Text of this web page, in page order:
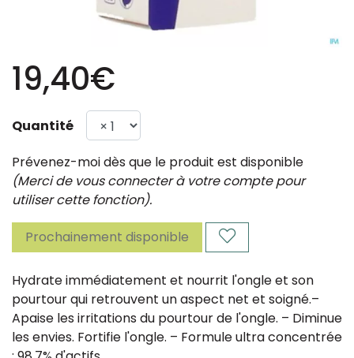
19,40€
Quantité
Prévenez-moi dès que le produit est disponible
(Merci de vous connecter à votre compte pour
utiliser cette fonction).
Prochainement disponible
Hydrate immédiatement et nourrit l'ongle et son
pourtour qui retrouvent un aspect net et soigné.–
Apaise les irritations du pourtour de l'ongle. – Diminue
les envies. Fortifie l'ongle. – Formule ultra concentrée